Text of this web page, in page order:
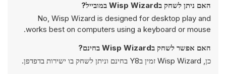
האם ניתן לשחק בWisp Wizard במובייל?
No, Wisp Wizard is designed for desktop play and
works best on computers using a keyboard or mouse.
האם אפשר לשחק בWisp Wizard בחינם?
כן, Wisp Wizard זמין בY8 בחינם וניתן לשחק בו ישירות בדפדפן.